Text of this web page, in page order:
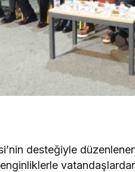
desteğiyle